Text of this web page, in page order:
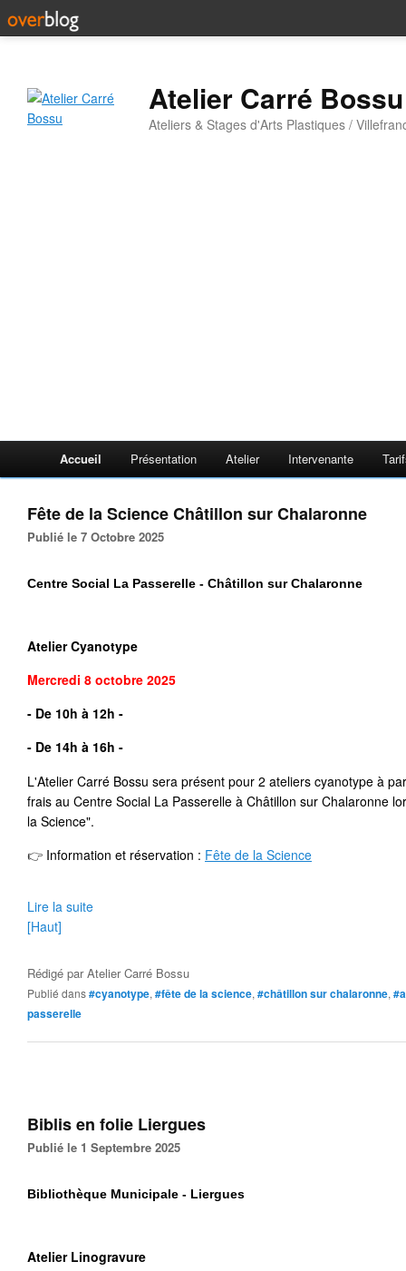
Atelier Carré Bossu
Ateliers & Stages d'Arts Plastiques /
Accueil Présentation Atelier Intervenante
Fête de la Science Châtillon sur Chalaronne
Publié le 7 Octobre 2025
Centre Social La Passerelle - Châtillon sur Chalaronne
Atelier Cyanotype
Mercredi 8 octobre 2025
- De 10h à 12h -
- De 14h à 16h -
L'Atelier Carré Bossu sera présent pour 2 ateliers cyanotype à
frais au Centre Social La Passerelle à Châtillon sur Chalaronne
la Science".
👉 Information et réservation : Fête de la Science
Lire la suite
[Haut]
Rédigé parAtelier Carré Bossu
Publié dans#cyanotype, #fête de la science, #châtillon sur chalaronne,
passerelle
Biblis en folie Liergues
Publié le 1 Septembre 2025
Bibliothèque Municipale - Liergues
Atelier Linogravure